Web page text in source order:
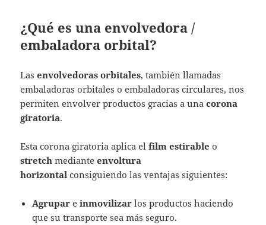
¿Qué es una envolvedora /
embaladora orbital?
Lasenvolvedoras orbitales, también llamadas
embaladoras orbitales o embaladoras circulares, nos
permiten envolver productos gracias a unacorona
giratoria.
Esta corona giratoria aplica elfilm estirable o
stretch medianteenvoltura
horizontal consiguiendo las ventajas siguientes:
Agrupar einmovilizar los productos haciendo
que su transporte sea más seguro.